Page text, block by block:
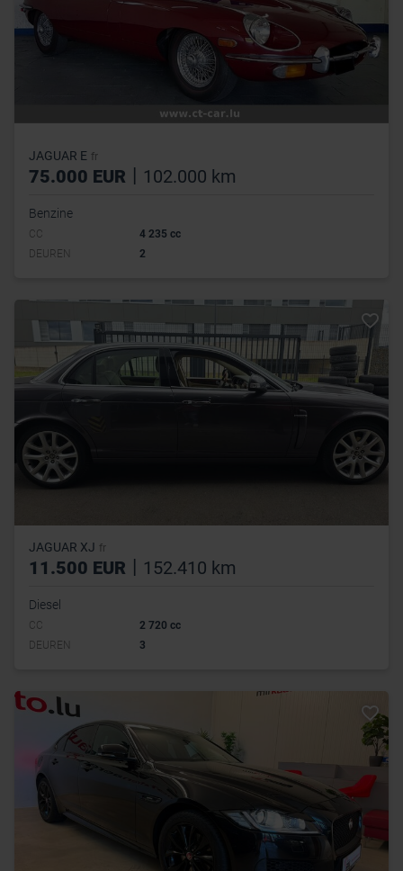
JAGUAR E fr
75.000 EUR | 102.000 km
Benzine
CC
4 235 cc
DEUREN
2
JAGUAR XJ fr
11.500 EUR | 152.410 km
Diesel
CC
2 720 cc
DEUREN
3